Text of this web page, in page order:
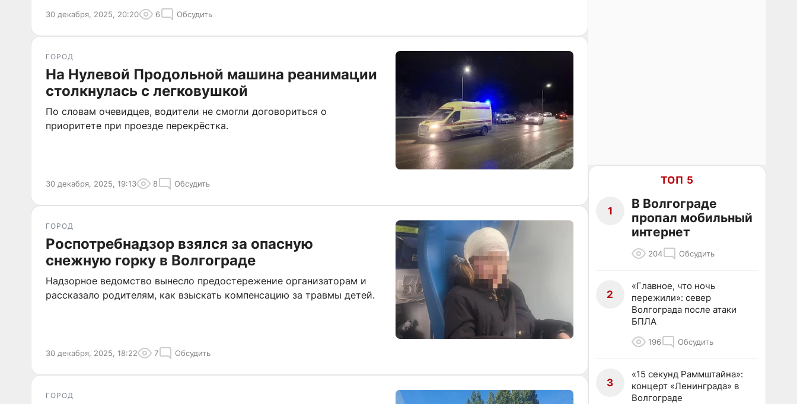
30 декабря, 2025, 20:20 6 Обсудить
ГОРОД
На Нулевой Продольной машина реанимации
столкнулась с легковушкой
По словам очевидцев, водители не смогли договориться о
приоритете при проезде перекрёстка.
30 декабря, 2025, 19:13 8 Обсудить
ГОРОД
Роспотребнадзор взялся за опасную
снежную горку в Волгограде
Надзорное ведомство вынесло предостережение организаторам и
рассказало родителям, как взыскать компенсацию за травмы детей.
30 декабря, 2025, 18:22 7 Обсудить
ГОРОД
ТОП 5
1
В Волгограде
пропал мобильный
интернет
204 Обсудить
2
«Главное, что ночь
пережили»: север
Волгограда после атаки
БПЛА
196 Обсудить
3
«15 секунд Раммштайна»:
концерт «Ленинграда» в
Волгограде